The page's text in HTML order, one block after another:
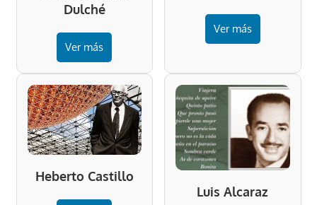
Dulché
Ver más
Ver más
Heberto Castillo
Luis Alcaraz